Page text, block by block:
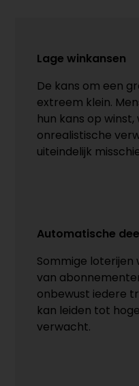
Lage winkansen
De kans om een
extreem klein.
hun kans op
onrealistische
uiteindelijk
Automatische
Sommige
van
onbewust iedere
kan leiden tot
verwacht.